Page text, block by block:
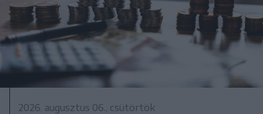
2026. augusztus 06., csütörtök